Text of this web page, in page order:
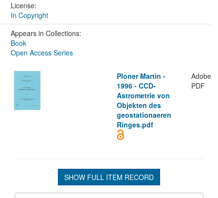
License:
In Copyright
Appears in Collections:
Book
Open Access Series
Ploner Martin -
1996 - CCD-
Astrometrie von
Objekten des
geostationaeren
Ringes.pdf
Adobe
PDF
SHOW FULL ITEM RECORD